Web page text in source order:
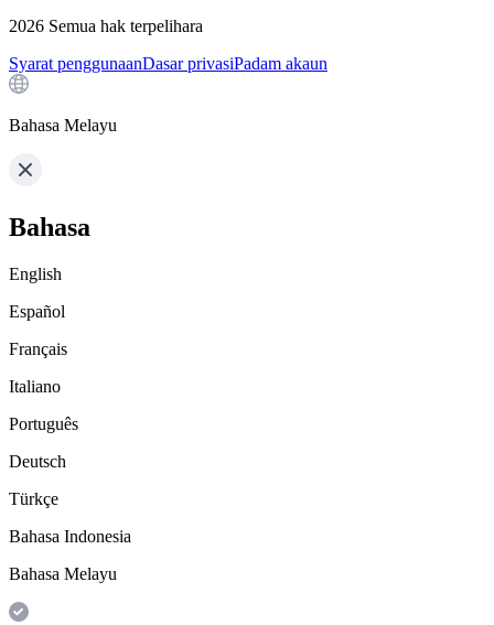
2026 Semua hak terpelihara
Syarat penggunaanDasar privasiPadam akaun
Bahasa Melayu
Bahasa
English
Español
Français
Italiano
Português
Deutsch
Türkçe
Bahasa Indonesia
Bahasa Melayu